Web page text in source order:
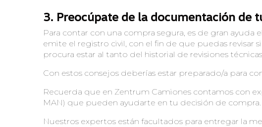
3. Preocúpate de la documentación de
Para contar con una compra segura, es de gran
emite el registro civil, con el fin de que puedas revisar
procura estar al tanto del historial de revisiones
Con estos consejos deberías estar preparado/a para
Recuerda que en Zentrum Camiones contamos con
MAN) que pueden ayudarte en tu decisión de compra.
Nuestros expertos están facultados para entregar la